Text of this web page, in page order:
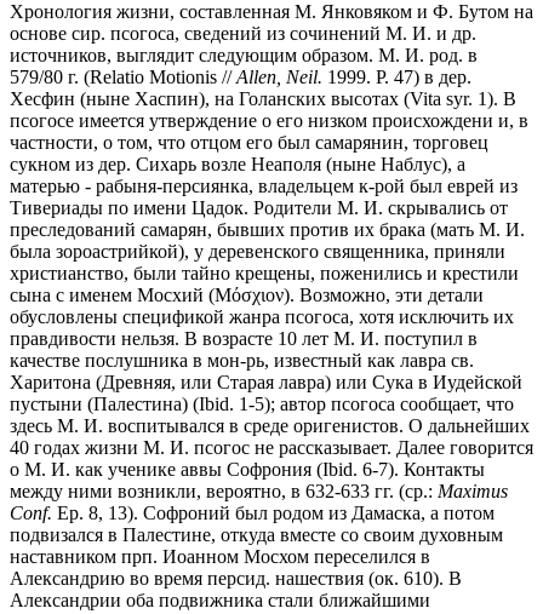
Хронология жизни, составленная М. Янковяком и Ф. Бутом на
основе сир. псогоса, сведений из сочинений М. И. и др.
источников, выглядит следующим образом. М. И. род. в
579/80 г. (Relatio Motionis //Allen, Neil. 1999. P. 47) в дер.
Хесфин (ныне Хаспин), на Голанских высотах (Vita syr. 1). В
псогосе имеется утверждение о его низком происхождени и, в
частности, о том, что отцом его был самарянин, торговец
сукном из дер. Сихарь возле Неаполя (ныне Наблус), а
матерью - рабыня-персиянка, владельцем к-рой был еврей из
Тивериады по имени Цадок. Родители М. И. скрывались от
преследований самарян, бывших против их брака (мать М. И.
была зороастрийкой), у деревенского священника, приняли
христианство, были тайно крещены, поженились и крестили
сына с именем Мосхий (Μόσχιον). Возможно, эти детали
обусловлены спецификой жанра псогоса, хотя исключить их
правдивости нельзя. В возрасте 10 лет М. И. поступил в
качестве послушника в мон-рь, известный как лавра св.
Харитона (Древняя, или Старая лавра) или Сука в Иудейской
пустыни (Палестина) (Ibid. 1-5); автор псогоса сообщает, что
здесь М. И. воспитывался в среде оригенистов. О дальнейших
40 годах жизни М. И. псогос не рассказывает. Далее говорится
о М. И. как ученике аввы Софрония (Ibid. 6-7). Контакты
между ними возникли, вероятно, в 632-633 гг. (ср.: Maximus
Conf. Ep. 8, 13). Софроний был родом из Дамаска, а потом
подвизался в Палестине, откуда вместе со своим духовным
наставником прп. Иоанном Мосхом переселился в
Александрию во время персид. нашествия (ок. 610). В
Александрии оба подвижника стали ближайшими